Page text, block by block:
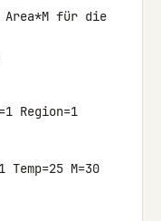
für die
Region=1
M=30